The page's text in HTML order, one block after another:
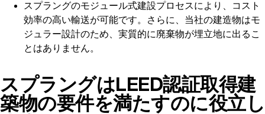
スプラングのモジュール式建設プロセスにより、コスト
効率の高い輸送が可能です。さらに、当社の建造物はモ
ジュラー設計のため、実質的に廃棄物が埋立地に出るこ
とはありません。
スプラングはLEED認証取得建
築物の要件を満たすのに役立し